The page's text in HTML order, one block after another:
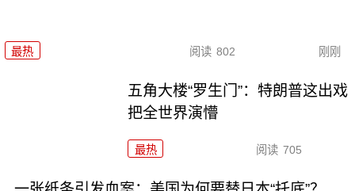
最热 阅读 802 刚刚
五角大楼“罗生门”：特朗普这出戏
把全世界演懵
最热 阅读 705